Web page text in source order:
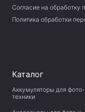
Согласие на обработку
Политика обработки
Каталог
Аккумуляторы для
техники